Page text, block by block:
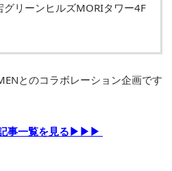
リーンヒルズMORIタワー4F
とのコラボレーション企画です
事一覧を見る▶▶▶